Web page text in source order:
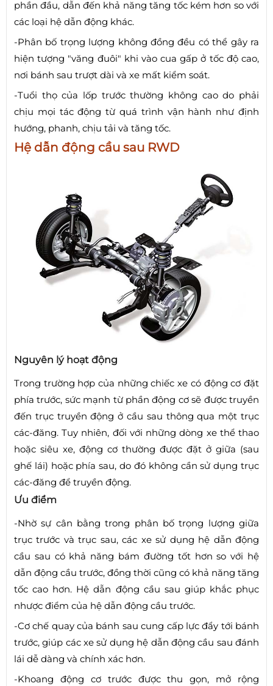
phần đầu, dẫn đến khả năng tăng tốc kém hơn so với
các loại hệ dẫn động khác.
-Phân bố trọng lượng không đồng đều có thể gây ra
hiện tượng "văng đuôi" khi vào cua gấp ở tốc độ cao,
nơi bánh sau trượt dài và xe mất kiểm soát.
-Tuổi thọ của lốp trước thường không cao do phải
chịu mọi tác động từ quá trình vận hành như định
hướng, phanh, chịu tải và tăng tốc.
Hệ dẫn động cầu sau RWD
Nguyên lý hoạt động
Trong trường hợp của những chiếc xe có động cơ đặt
phía trước, sức mạnh từ phần động cơ sẽ được truyền
đến trục truyền động ở cầu sau thông qua một trục
các-đăng. Tuy nhiên, đối với những dòng xe thể thao
hoặc siêu xe, động cơ thường được đặt ở giữa (sau
ghế lái) hoặc phía sau, do đó không cần sử dụng trục
các-đăng để truyền động.
Ưu điểm
-Nhờ sự cân bằng trong phân bố trọng lượng giữa
trục trước và trục sau, các xe sử dụng hệ dẫn động
cầu sau có khả năng bám đường tốt hơn so với hệ
dẫn động cầu trước, đồng thời cũng có khả năng tăng
tốc cao hơn. Hệ dẫn động cầu sau giúp khắc phục
nhược điểm của hệ dẫn động cầu trước.
-Cơ chế quay của bánh sau cung cấp lực đẩy tới bánh
trước, giúp các xe sử dụng hệ dẫn động cầu sau đánh
lái dễ dàng và chính xác hơn.
-Khoang động cơ trước được thu gọn, mở rộng